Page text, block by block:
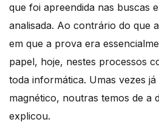
que foi apreendida nas buscas
analisada. Ao contrário do que
em que a prova era
papel, hoje, nestes processos
toda informática. Umas vezes
magnético, noutras temos de a
explicou.